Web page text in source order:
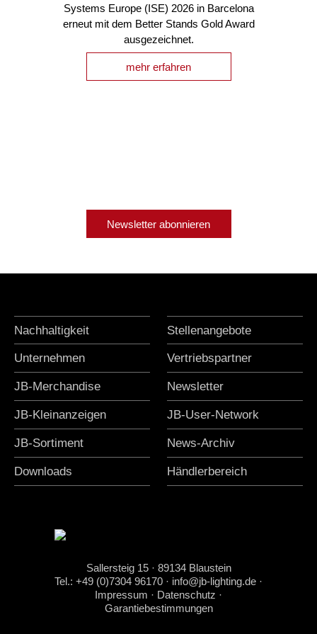
Systems Europe (ISE) 2026 in Barcelona
erneut mit dem Better Stands Gold Award
ausgezeichnet.
mehr erfahren
Newsletter abonnieren
Nachhaltigkeit Stellenangebote
Unternehmen Vertriebspartner
JB-Merchandise Newsletter
JB-Kleinanzeigen JB-User-Network
JB-Sortiment News-Archiv
Downloads Händlerbereich
Sallersteig 15 · 89134 Blaustein
Tel.: +49 (0)7304 96170 · info@jb-lighting.de ·
Impressum · Datenschutz ·
Garantiebestimmungen